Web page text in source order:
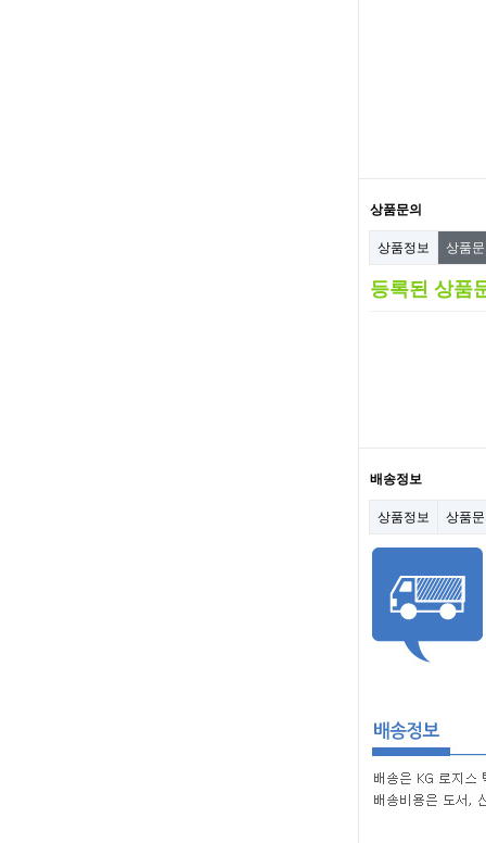
상품문의
상품정보 상품
등록된 상품
배송정보
상품정보 상품